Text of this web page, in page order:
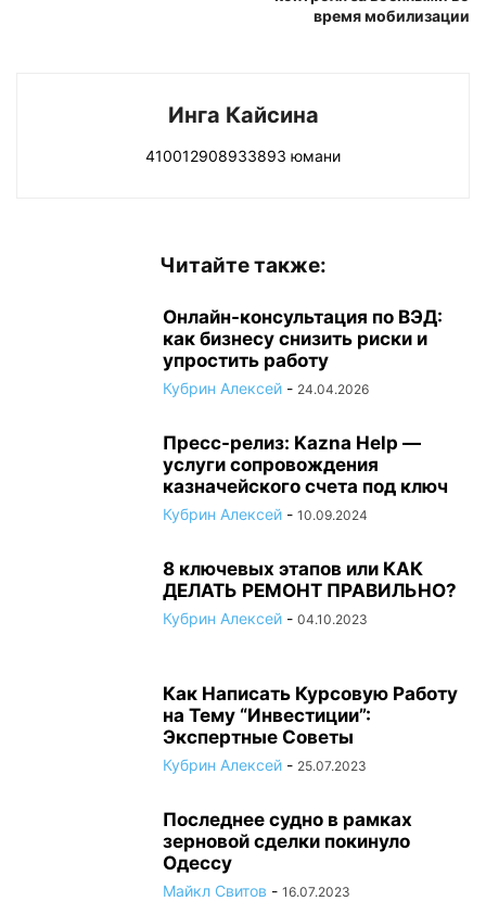
время мобилизации
Инга Кайсина
410012908933893 юмани
Читайте также:
Онлайн-консультация по ВЭД:
как бизнесу снизить риски и
упростить работу
Кубрин Алексей - 24.04.2026
Пресс-релиз: Kazna Help —
услуги сопровождения
казначейского счета под ключ
Кубрин Алексей - 10.09.2024
8 ключевых этапов или КАК
ДЕЛАТЬ РЕМОНТ ПРАВИЛЬНО?
Кубрин Алексей - 04.10.2023
Как Написать Курсовую Работу
на Тему “Инвестиции”:
Экспертные Советы
Кубрин Алексей - 25.07.2023
Последнее судно в рамках
зерновой сделки покинуло
Одессу
Майкл Свитов - 16.07.2023